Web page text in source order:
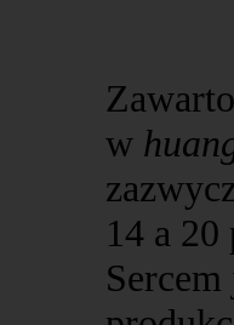
w
14 a 20
Sercem